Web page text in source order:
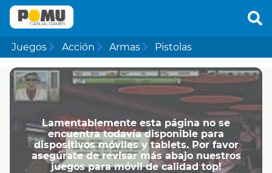
Juegos Acción Armas Pistolas
Lamentablemente esta página no se
encuentra todavía disponible para
dispositivos móviles y tablets. Por favor
asegúrate de revisar más abajo nuestros
juegos para móvil de calidad top!